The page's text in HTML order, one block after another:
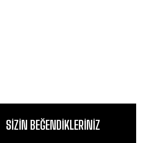
SIZIN BEĞENDIKLERINIZ